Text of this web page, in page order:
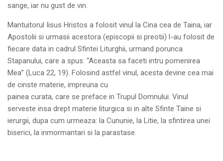
sange, iar nu gust de vin.
Mantuitorul Iisus Hristos a folosit vinul la Cina cea de Taina, iar
Apostolii si urmasii acestora (episcopii si preotii) l-au folosit de
fiecare data in cadrul Sfintei Liturghii, urmand porunca
Stapanului, care a spus: “Aceasta sa faceti intru pomenirea
Mea” (Luca 22, 19). Folosind astfel vinul, acesta devine cea mai
de cinste materie, impreuna cu
painea curata, care se preface in Trupul Domnului. Vinul
serveste insa drept materie liturgica si in alte Sfinte Taine si
ierurgii, dupa cum urmeaza: la Cununie, la Litie, la sfintirea unei
biserici, la inmormantari si la parastase.